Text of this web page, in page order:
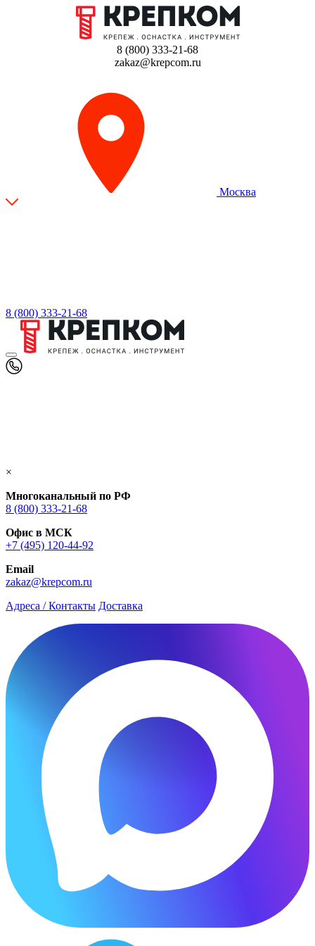
8 (800) 333-21-68
zakaz@krepcom.ru
Москва
8 (800) 333-21-68
×
Многоканальный по РФ
8 (800) 333‑21-68
Офис в МСК
+7 (495) 120-44-92
Email
zakaz@krepcom.ru
Адреса / Контакты Доставка